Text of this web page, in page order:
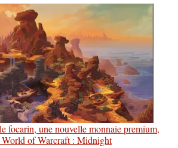
focarin, une nouvelle monnaie premium,
of Warcraft : Midnight